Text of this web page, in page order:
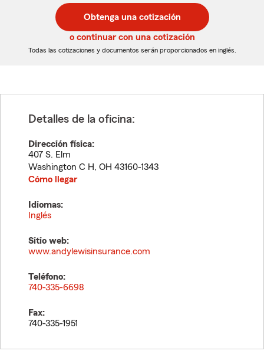
de
5
dígitos
de
5
dígitos
Obtenga una cotización
o continuar con una cotización
Todas las cotizaciones y documentos serán proporcionados en inglés.
Detalles de la oficina:
Dirección física:
407 S. Elm
Washington C H, OH 43160-1343
Cómo llegar
Idiomas:
Inglés
Sitio web:
www.andylewisinsurance.com
Teléfono:
740-335-6698
Fax:
740-335-1951